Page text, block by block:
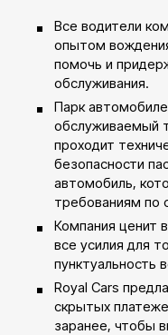
Все водители
опытом
помочь и
обслуживания.
Парк
обслуживаемый
проходит
безопасности
автомобиль,
требованиям по
Компания ценит
все усилия для
пунктуальность
Royal Cars
скрытых
заранее, чтобы